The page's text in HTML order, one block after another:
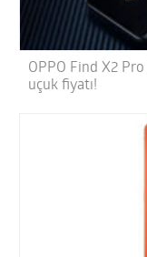
OPPO Find X2
uçuk fiyatı!